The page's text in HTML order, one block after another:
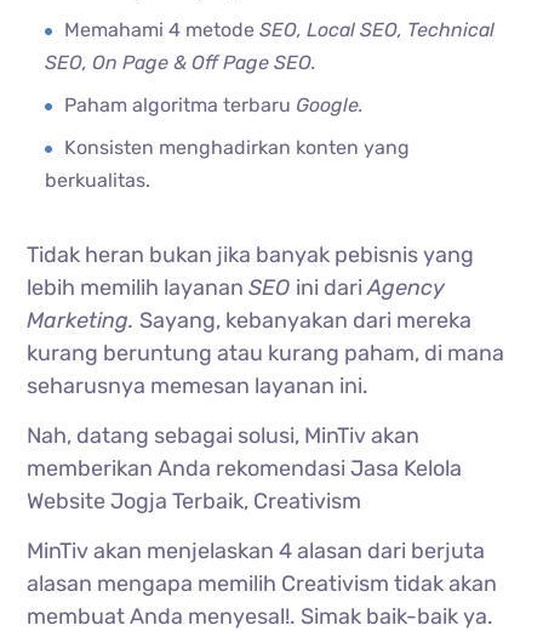
Memahami 4 metodeSEO, Local SEO, Technical
SEO, On Page & Off Page SEO.
Paham algoritma terbaru Google.
Konsisten menghadirkan konten yang
berkualitas.
Tidak heran bukan jika banyak pebisnis yang
lebih memilih layananSEO ini dariAgency
Marketing. Sayang, kebanyakan dari mereka
kurang beruntung atau kurang paham, di mana
seharusnya memesan layanan ini.
Nah, datang sebagai solusi, MinTiv akan
memberikan Anda rekomendasi Jasa Kelola
Website Jogja Terbaik, Creativism
MinTiv akan menjelaskan 4 alasan dari berjuta
alasan mengapa memilih Creativism tidak akan
membuat Anda menyesal!. Simak baik-baik ya.